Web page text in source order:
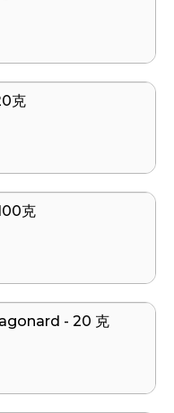
克
克
- 20 克